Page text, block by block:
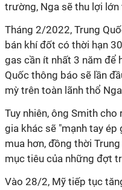
trường, Nga sẽ thu lợi lớn
Tháng 2/2022, Trung
bán khí đốt có thời hạn
gas cần ít nhất 3 năm để
Quốc thông báo sẽ lần
mỳ trên toàn lãnh thổ
Tuy nhiên, ông Smith
gia khác sẽ "mạnh tay
mua hơn, đồng thời
mục tiêu của những đợt
Vào 28/2, Mỹ tiếp tục